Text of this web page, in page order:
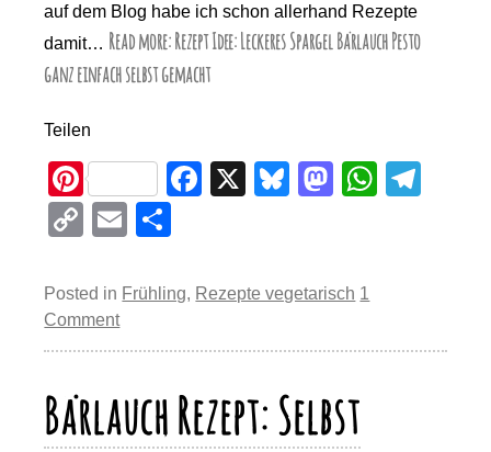
auf dem Blog habe ich schon allerhand Rezepte
damit… Read more: Rezept Idee: Leckeres Spargel Bärlauch Pesto
ganz einfach selbst gemacht
Teilen
Pi
nt
er
e
st
F
e
o
o
k
X
Bl
sk
M
o
o
n
W
p
m
C
p
y
Li
n
k
E
ail e
Posted in Frühling, Rezepte vegetarisch 1
Comment
Bärlauch Rezept: Selbst